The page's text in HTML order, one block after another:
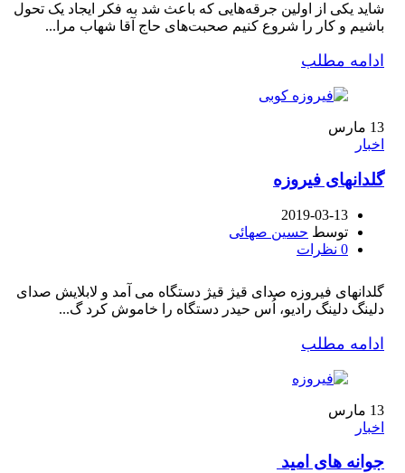
شاید یکی از اولین جرقه‌هایی که باعث شد به فکر ایجاد یک تحول
باشیم و کار را شروع کنیم صحبت‌های حاج آقا شهاب مرا...
ادامه مطلب
13 مارس
اخبار
گلدانهای فیروزه
2019-03-13
توسط حسین صهائی
0 نظرات
گلدانهای فیروزه صدای قیژ قیژ دستگاه می آمد و لابلایش صدای
دلینگ دلینگ رادیو، اُس حیدر دستگاه را خاموش کرد گ...
ادامه مطلب
13 مارس
اخبار
جوانه های امید